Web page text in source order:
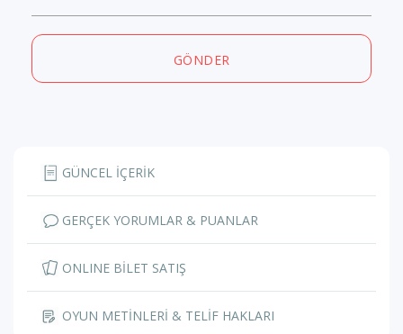
GÖNDER
GÜNCEL İÇERİK
GERÇEK YORUMLAR & PUANLAR
ONLINE BİLET SATIŞ
OYUN METİNLERİ & TELİF HAKLARI